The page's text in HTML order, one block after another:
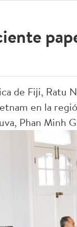
de Fiji, Ratu
en la
Phan Minh